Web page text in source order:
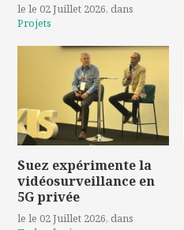
le le 02 Juillet 2026, dans
Projets
Suez expérimente la
vidéosurveillance en
5G privée
le le 02 Juillet 2026, dans